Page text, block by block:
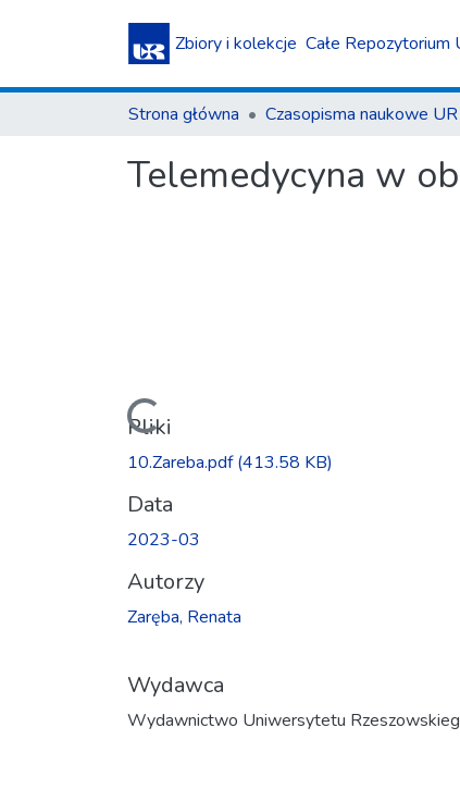
Zbiory i kolekcje Całe Repozytorium
Strona główna
Telemedycyna w
Ładowanie...
Pliki
10.Zareba.pdf(413.58 KB)
Data
2023-03
Autorzy
Zaręba, Renata
Wydawca
Wydawnictwo Uniwersytetu